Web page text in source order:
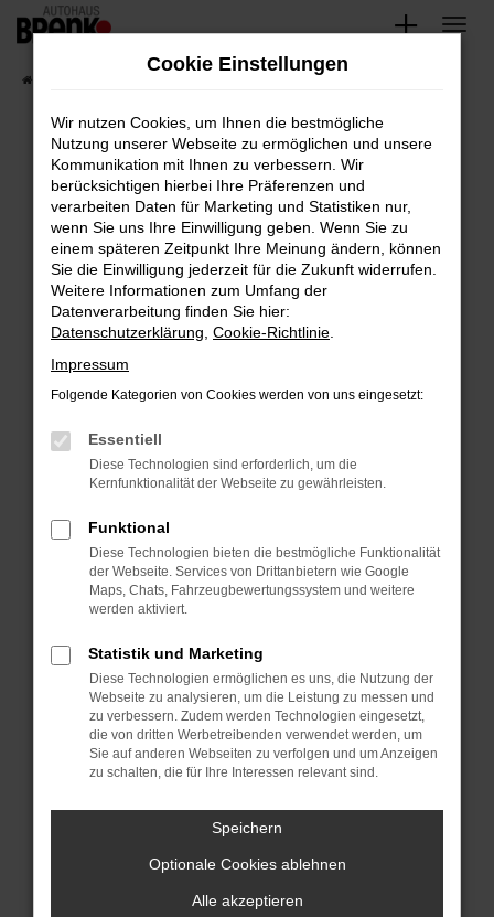
Zum
springen
Unsere Fahrzeuge
Fehler: Network Error
Beim Laden ist ein Fehler aufgetreten.
Hier sind ein paar Tipps, die dir helfen können:
Überprüfe deine Firewall und deine
Internetverbindung.
Laden andere Webseiten, zum Beispiel deine
Suchmaschine?
Prüfe deine Browsererweiterungen.
können das Laden bestimmter Seiten
verhindern. Funktioniert die Seite in einem
anderen Browser oder in einem privaten
Starte dein Gerät neu.
Das kann manchmal helfen, vorübergehende
Probleme zu beheben.
Betriebssystem auf dem neuesten Stand
sind.
Veraltete Software birgt nicht nur ein
Sicherheitsrisiko, sondern kann auch dazu
führen, dass bestimmte Funktionen nicht mehr
unterstützt werden.
Wende dich an den Webseitenbetreiber.
Wenn du alle oben genannten Schritte versucht
hast, kontaktiere uns bitte. Wir werden
versuchen, das Problem zu beheben. Du kannst
uns diesen Text schicken, um uns bei der
Cookie Einstellungen
Wir nutzen Cookies, um Ihnen die bestmögliche
Nutzung unserer Webseite zu ermöglichen und unsere
Kommunikation mit Ihnen zu verbessern. Wir
berücksichtigen hierbei Ihre Präferenzen und
verarbeiten Daten für Marketing und Statistiken nur,
wenn Sie uns Ihre Einwilligung geben. Wenn Sie zu
einem späteren Zeitpunkt Ihre Meinung ändern, können
Sie die Einwilligung jederzeit für die Zukunft widerrufen.
Weitere Informationen zum Umfang der
Datenverarbeitung finden Sie hier:
Datenschutzerklärung Cookie-Richtlinie
Impressum
Folgende Kategorien von Cookies werden von uns eingesetzt:
Essentiell
Diese Technologien sind erforderlich, um die
Kernfunktionalität der Webseite zu gewährleisten.
Funktional
Diese Technologien bieten die bestmögliche Funktionalität
der Webseite. Services von Drittanbietern wie Google
Maps, Chats, Fahrzeugbewertungssystem und weitere
werden aktiviert.
Statistik und Marketing
Diese Technologien ermöglichen es uns, die Nutzung der
Webseite zu analysieren, um die Leistung zu messen und
zu verbessern. Zudem werden Technologien eingesetzt,
die von dritten Werbetreibenden verwendet werden, um
Sie auf anderen Webseiten zu verfolgen und um Anzeigen
zu schalten, die für Ihre Interessen relevant sind.
Speichern
Optionale Cookies ablehnen
Alle akzeptieren